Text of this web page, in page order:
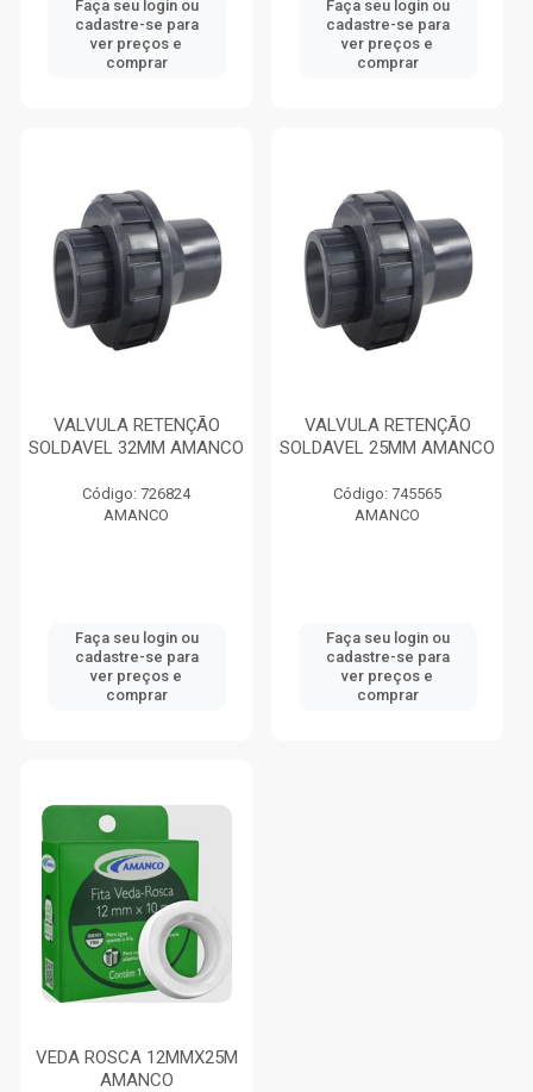
Faça seu login ou
cadastre-se para
ver preços e
comprar
Faça seu login ou
cadastre-se para
ver preços e
comprar
VALVULA RETENÇÃO
SOLDAVEL 32MM AMANCO
Código: 726824
AMANCO
Faça seu login ou
cadastre-se para
ver preços e
comprar
VALVULA RETENÇÃO
SOLDAVEL 25MM AMANCO
Código: 745565
AMANCO
Faça seu login ou
cadastre-se para
ver preços e
comprar
VEDA ROSCA 12MMX25M
AMANCO